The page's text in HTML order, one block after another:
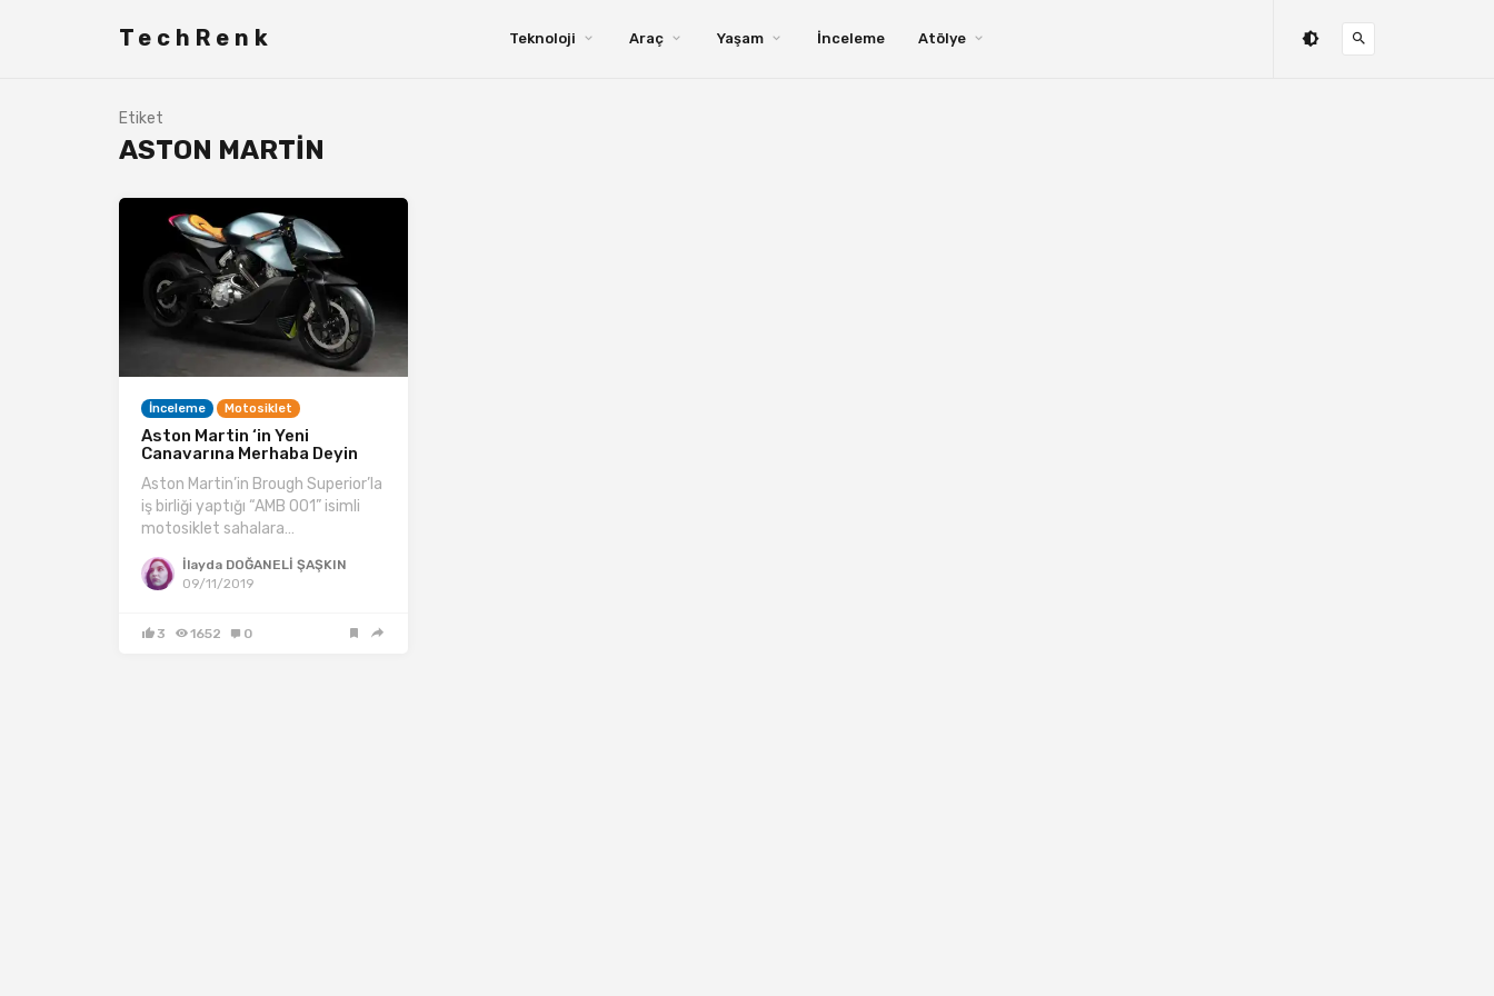
TechRenk Teknoloji Araç Yaşam İnceleme Atölye
Etiket
ASTON MARTİN
İnceleme Motosiklet
Aston Martin ‘in Yeni
Canavarına Merhaba Deyin
Aston Martin’in Brough Superior’la
iş birliği yaptığı “AMB 001” isimli
motosiklet sahalara…
İlayda DOĞANELİ ŞAŞKIN
09/11/2019
3 1652 0